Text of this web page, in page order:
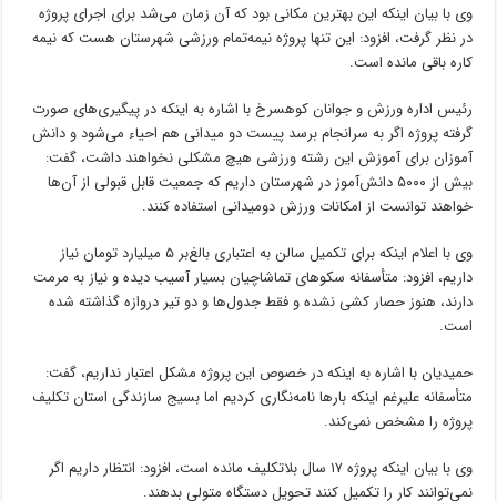
وی با بیان اینکه این بهترین مکانی بود که آن زمان می‌شد برای اجرای پروژه
در نظر گرفت، افزود: این تنها پروژه نیمه‌تمام ورزشی شهرستان هست که نیمه
کاره باقی مانده است.
رئیس اداره ورزش و جوانان کوهسرخ با اشاره به اینکه در پیگیری‌های صورت
گرفته پروژه اگر به سرانجام برسد پیست دو میدانی هم احیاء می‌شود و دانش
آموزان برای آموزش این رشته ورزشی هیچ مشکلی نخواهند داشت، گفت:
بیش از ۵۰۰۰ دانش‌آموز در شهرستان داریم که جمعیت قابل قبولی از آن‌ها
خواهند توانست از امکانات ورزش دومیدانی استفاده کنند.
وی با اعلام اینکه برای تکمیل سالن به اعتباری بالغ‌بر ۵ میلیارد تومان نیاز
داریم، افزود: متأسفانه سکوهای تماشاچیان بسیار آسیب دیده و نیاز به مرمت
دارند، هنوز حصار کشی نشده و فقط جدول‌ها و دو تیر دروازه گذاشته شده
است.
حمیدیان با اشاره به اینکه در خصوص این پروژه مشکل اعتبار نداریم، گفت:
متأسفانه علیرغم اینکه بارها نامه‌نگاری کردیم اما بسیج سازندگی استان تکلیف
پروژه را مشخص نمی‌کند.
وی با بیان اینکه پروژه ۱۷ سال بلاتکلیف مانده است، افزود: انتظار داریم اگر
نمی‌توانند کار را تکمیل کنند تحویل دستگاه متولی بدهند.